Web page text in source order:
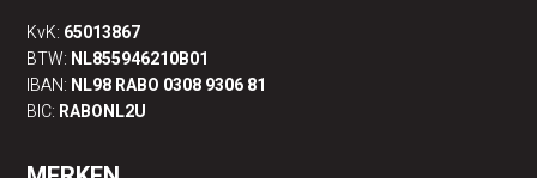
KvK: 65013867
BTW: NL855946210B01
IBAN: NL98 RABO 0308 9306 81
BIC: RABONL2U